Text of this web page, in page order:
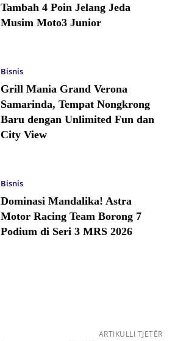
Tambah 4 Poin Jelang Jeda
Musim Moto3 Junior
Bisnis
Grill Mania Grand Verona
Samarinda, Tempat Nongkrong
Baru dengan Unlimited Fun dan
City View
Bisnis
Dominasi Mandalika! Astra
Motor Racing Team Borong 7
Podium di Seri 3 MRS 2026
ARTIKULLI TJETËR